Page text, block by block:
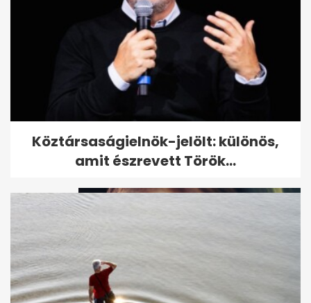
Megdöbbentő: Tom Cruise
ekkor látta utoljára lányát
Köztársaságielnök-jelölt: különös,
amit észrevett Török...